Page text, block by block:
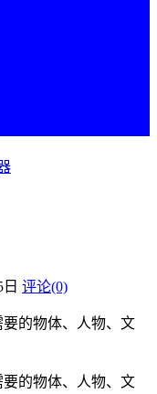
评论(0)
的物体、人物、文
的物体、人物、文